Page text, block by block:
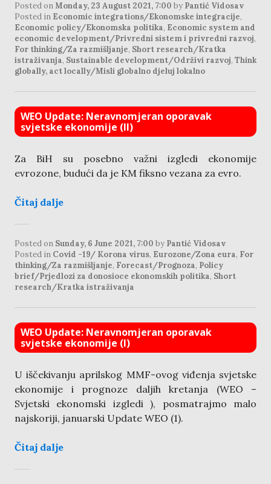
Posted on Monday, 23 August 2021, 7:00 by Pantić Vidosav
Posted in Economic integrations/Ekonomske integracije,
Economic policy/Ekonomska politika, Economic system and
economic development/Privredni sistem i privredni razvoj,
For thinking/Za razmišljanje, Short research/Kratka
istraživanja, Sustainable development/Održivi razvoj, Think
globally, act locally/Misli globalno djeluj lokalno
WEO Update: Neravnomjeran oporavak
svjetske ekonomije (II)
Za BiH su posebno važni izgledi ekonomije
evrozone, budući da je KM fiksno vezana za evro.
Čitaj dalje
Posted on Sunday, 6 June 2021, 7:00 by Pantić Vidosav
Posted in Covid -19/ Korona virus, Eurozone/Zona eura, For
thinking/Za razmišljanje, Forecast/Prognoza, Policy
brief/Prjedlozi za donosioce ekonomskih politika, Short
research/Kratka istraživanja
WEO Update: Neravnomjeran oporavak
svjetske ekonomije (I)
U iščekivanju aprilskog MMF-ovog viđenja svjetske
ekonomije i prognoze daljih kretanja (WEO –
Svjetski ekonomski izgledi ), posmatrajmo malo
najskoriji, januarski Update WEO (1).
Čitaj dalje